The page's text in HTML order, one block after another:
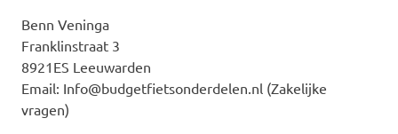
Benn Veninga
Franklinstraat 3
8921ES Leeuwarden
Email: Info@budgetfietsonderdelen.nl (Zakelijke
vragen)